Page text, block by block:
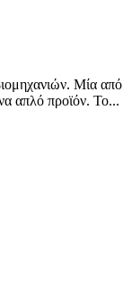
Μία από
απλό προϊόν. Το...